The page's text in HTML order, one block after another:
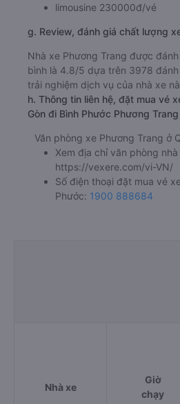
limousine 230000đ/vé
g. Review, đánh giá chất lượng
Nhà xe Phương Trang được
bình là 4.8/5 dựa trên 3978
trải nghiệm dịch vụ của nhà xe
h. Thông tin liên hệ, đặt mua vé
Gòn đi Bình Phước Phương Trang
Văn phòng xe Phương Trang ở
Xem địa chỉ văn phòng
https://vexere.com/vi-VN/
Số điện thoại đặt mua vé
Phước: 1900 888684
Nhà xe
Giờ
chạy